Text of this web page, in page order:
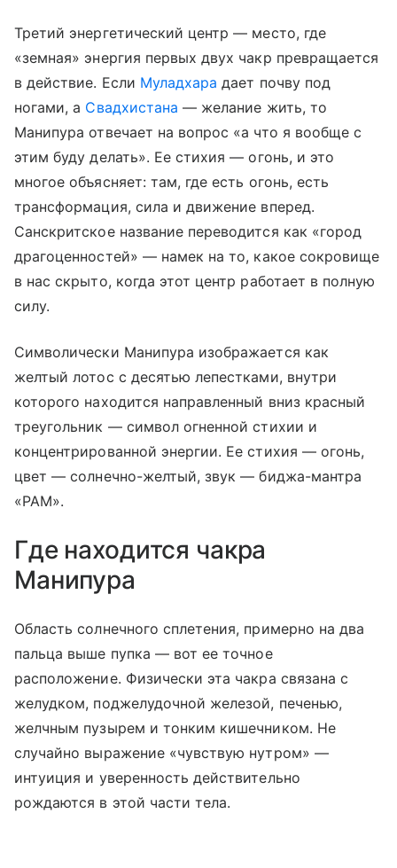
Третий энергетический центр — место, где
«земная» энергия первых двух чакр превращается
в действие. Если Муладхара дает почву под
ногами, а Свадхистана — желание жить, то
Манипура отвечает на вопрос «а что я вообще с
этим буду делать». Ее стихия — огонь, и это
многое объясняет: там, где есть огонь, есть
трансформация, сила и движение вперед.
Санскритское название переводится как «город
драгоценностей» — намек на то, какое сокровище
в нас скрыто, когда этот центр работает в полную
силу.
Символически Манипура изображается как
желтый лотос с десятью лепестками, внутри
которого находится направленный вниз красный
треугольник — символ огненной стихии и
концентрированной энергии. Ее стихия — огонь,
цвет — солнечно-желтый, звук — биджа-мантра
«РАМ».
Где находится чакра
Манипура
Область солнечного сплетения, примерно на два
пальца выше пупка — вот ее точное
расположение. Физически эта чакра связана с
желудком, поджелудочной железой, печенью,
желчным пузырем и тонким кишечником. Не
случайно выражение «чувствую нутром» —
интуиция и уверенность действительно
рождаются в этой части тела.